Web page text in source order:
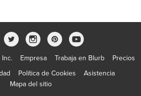
Empresa Trabaja en Blurb
Precios
Política de Cookies
Asistencia
Mapa del sitio